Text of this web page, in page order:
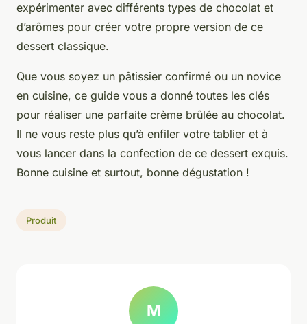
expérimenter avec différents types de chocolat et
d’arômes pour créer votre propre version de ce
dessert classique.
Que vous soyez un pâtissier confirmé ou un novice
en cuisine, ce guide vous a donné toutes les clés
pour réaliser une parfaite crème brûlée au chocolat.
Il ne vous reste plus qu’à enfiler votre tablier et à
vous lancer dans la confection de ce dessert exquis.
Bonne cuisine et surtout, bonne dégustation !
Produit
M